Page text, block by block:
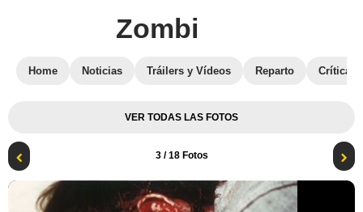
Zombi
Home Noticias Tráilers y Vídeos Reparto Críticas
VER TODAS LAS FOTOS
3/ 18 Fotos